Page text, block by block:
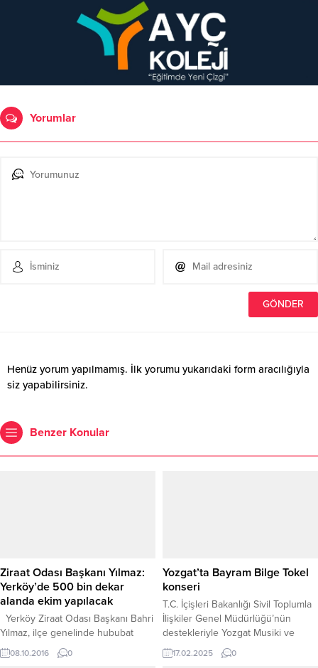
Yorumlar
Henüz yorum yapılmamış. İlk yorumu yukarıdaki form aracılığıyla
siz yapabilirsiniz.
Benzer Konular
Ziraat Odası Başkanı Yılmaz:
Yerköy’de 500 bin dekar
alanda ekim yapılacak
Yerköy Ziraat Odası Başkanı Bahri
Yılmaz, ilçe genelinde hububat
ekimine başlandığını ve bu yıl 500
bin dekarlık alanda ekim
08.10.2016 0
Yozgat’ta Bayram Bilge Tokel
konseri
T.C. İçişleri Bakanlığı Sivil Toplumla
İlişkiler Genel Müdürlüğü’nün
destekleriyle Yozgat Musiki ve
Edebiyat Derneği (YOMED)
tarafından düzenlenen Yozgat
17.02.2025 0